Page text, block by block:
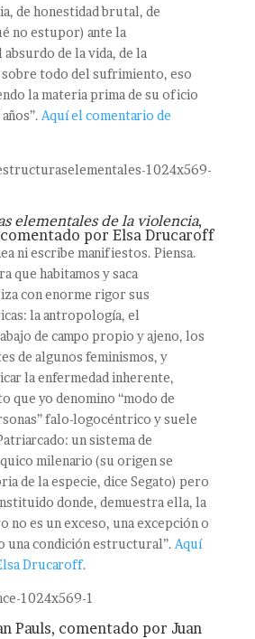
de honestidad brutal, de
no estupor) ante la
de la vida, de la
todo del sufrimiento, eso
la materia prima de su oficio
Aquí el comentario de
elementales de la violencia,
por Elsa Drucaroff
ni escribe manifiestos. Piensa.
que habitamos y saca
con enorme rigor sus
la antropología, el
de campo propio y ajeno, los
de algunos feminismos, y
la enfermedad inherente,
que yo denomino “modo de
falo-logocéntrico y suele
un sistema de
milenario (su origen se
de la especie, dice Segato) pero
donde, demuestra ella, la
no es un exceso, una excepción o
una condición estructural”. Aquí
Drucaroff.
Pauls, comentado por Juan